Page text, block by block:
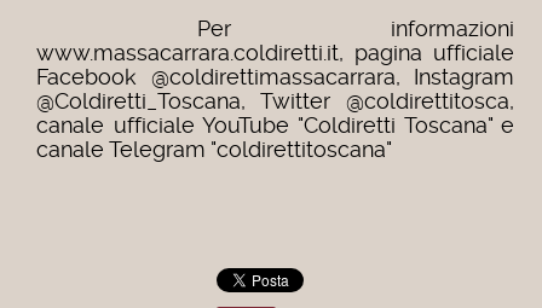
Per informazioni
www.massacarrara.coldiretti.it, pagina ufficiale
Facebook @coldirettimassacarrara, Instagram
@Coldiretti_Toscana, Twitter @coldirettitosca,
canale ufficiale YouTube "Coldiretti Toscana" e
canale Telegram "coldirettitoscana"